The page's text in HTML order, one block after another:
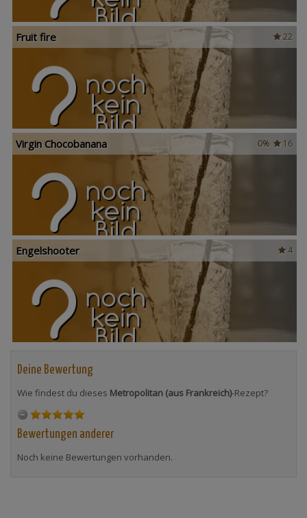
22
Fruit fire
16
0%
Virgin Chocobanana
4
Engelshooter
Deine Bewertung
Wie findest du dieses Metropolitan (aus Frankreich)-Rezept?
Bewertungen anderer
Noch keine Bewertungen vorhanden.